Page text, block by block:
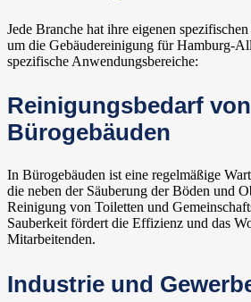
Jede Branche hat ihre eigenen
um die Gebäudereinigung für Hamburg-
spezifische Anwendungsbereiche:
Reinigungsbedarf von
Bürogebäuden
In Bürogebäuden ist eine regelmäßige
die neben der Säuberung der Böden und
Reinigung von Toiletten und
Sauberkeit fördert die Effizienz und das
Mitarbeitenden.
Industrie und